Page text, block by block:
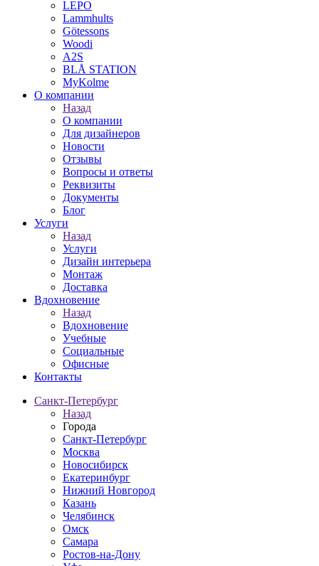
LEPO
Lammhults
Götessons
Woodi
A2S
BLÅ STATION
MyKolme
О компании
Назад
О компании
Для дизайнеров
Новости
Отзывы
Вопросы и ответы
Реквизиты
Документы
Блог
Услуги
Назад
Услуги
Дизайн интерьера
Монтаж
Доставка
Вдохновение
Назад
Вдохновение
Учебные
Социальные
Офисные
Контакты
Санкт-Петербург
Назад
Города
Санкт-Петербург
Москва
Новосибирск
Екатеринбург
Нижний Новгород
Казань
Челябинск
Омск
Самара
Ростов-на-Дону